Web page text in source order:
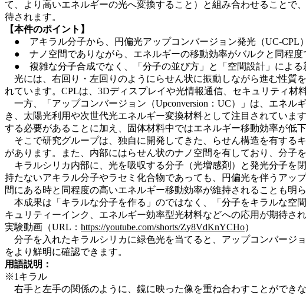
て、より高いエネルギーの光へ変換すること）と組み合わせることで
待されます。
【本件のポイント】
● アキラル分子から、円偏光アップコンバージョン発光（UC-CPL
● ナノ空間でありながら、エネルギーの移動効率がバルクと同程度
● 複雑な分子合成でなく、「分子の並び方」と「空間設計」による
光には、右回り・左回りのようにらせん状に振動しながら進む性質
れています。CPLは、3Dディスプレイや光情報通信、セキュリティ材
一方、「アップコンバージョン（Upconversion：UC）」は、エネ
き、太陽光利用や次世代光エネルギー変換材料として注目されていま
する必要があることに加え、固体材料中ではエネルギー移動効率が低
そこで研究グループは、独自に開発してきた、らせん構造を有する
があります。また、内部にはらせん状のナノ空間を有しており、分子
キラルシリカ内部に、光を吸収する分子（光増感剤）と発光分子を
持たないアキラル分子やラセミ化合物であっても、円偏光を伴うアッ
間にある時と同程度の高いエネルギー移動効率が維持されることも明ら
本成果は「キラルな分子を作る」のではなく、「分子をキラルな空
キュリティーインク、エネルギー効率型光材料などへの応用が期待され
実験動画（URL： https://youtube.com/shorts/Zy8VdKnYCHo）
分子を入れたキラルシリカに緑色光を当てると、アップコンバージ
をより鮮明に確認できます。
用語説明：
※1キラル
右手と左手の関係のように、鏡に映った像を重ね合わすことができな